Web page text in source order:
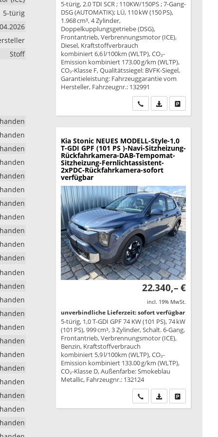
5-türig
Stoff
5-türig, 2.0 TDI SCR ; 110KW/150PS ; 7-Gang-
DSG (AUTOMATIK); LÜ, 110 kW (150 PS),
1.968 cm³, 4 Zylinder,
Doppelkupplungsgetriebe (DSG),
Frontantrieb, Verbrennungsmotor (ICE),
Diesel, Kraftstoffverbrauch
kombiniert 6,6 l/100km (WLTP), CO₂-
Emission kombiniert 173.00 g/km (WLTP),
CO₂-Klasse F, Qualitätssiegel: BVFK-Siegel,
Garantieleistung: Fahrzeuggarantie vom
Hersteller, Fahrzeugnr.: 132991
Wir rufen Sie an
PDF-Datei,Drucken,
Kia Stonic NEUES MODELL-Style-1,0
T-GDI GPF (101 PS )-Navi-Sitzheizung-
Rückfahrkamera-DAB-Tempomat-
Sitzheizung-Fernlichtassistent-
2xPDC-Rückfahrkamera-sofort
verfügbar
22.340,– €
incl. 19% MwSt.
unverbindliche Lieferzeit: sofort verfügbar
5-türig, 1,0 T-GDI GPF 74 KW (101 PS), 74 kW
(101 PS), 999 cm³, 3 Zylinder, Schalt. 6-Gang,
Frontantrieb, Verbrennungsmotor (ICE),
Benzin, Kraftstoffverbrauch
kombiniert 5,9 l/100km (WLTP), CO₂-
Emission kombiniert 133.00 g/km (WLTP),
CO₂-Klasse D, Außenfarbe: Smokeblau
Metallic, Fahrzeugnr.: 132124
Wir rufen Sie an
PDF-Datei,Drucken,